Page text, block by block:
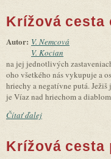
Krížová cesta
Autor: V. Nemcová
V. Kocian
na jej jednotlivých
oho všetkého nás vykupuje a
hriechy a negatívne putá.
je Víaz nad hriechom a
Čítať ďalej
Krížová cesta